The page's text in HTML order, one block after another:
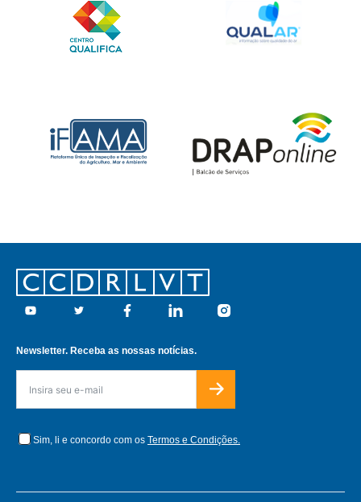
Footer
Youtube Twitter Facebook Linkedin Instagram
Newsletter. Receba as nossas notícias.
Sim, li e concordo com os Termos e Condições.